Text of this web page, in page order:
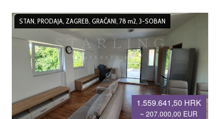
1.559.641,50 HRK
~ 207.000,00 EUR
STAN, PRODAJA, ZAGREB, GRAČANI, 78 m2, 3-SOBAN